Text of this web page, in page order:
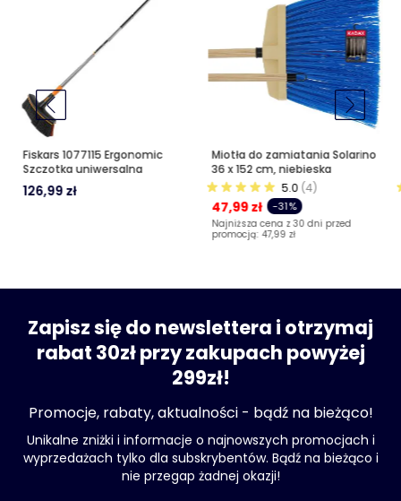
Fiskars 1077115 Ergonomic
Szczotka uniwersalna
126,99 zł
Miotła do zamiatania Solarino
36 x 152 cm, niebieska
5.0 (4)
47,99 zł -31%
Najniższa cena z 30 dni przed
promocją: 47,99 zł
Zapisz się do newslettera i otrzymaj
rabat 30zł przy zakupach powyżej
299zł!
Promocje, rabaty, aktualności - bądź na bieżąco!
Unikalne zniżki i informacje o najnowszych promocjach i
wyprzedażach tylko dla subskrybentów. Bądź na bieżąco i
nie przegap żadnej okazji!